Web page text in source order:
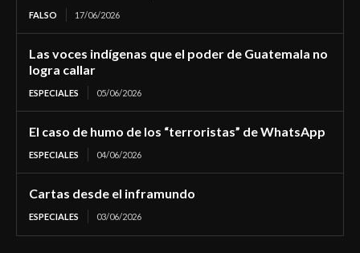
FALSO 17/06/2026
Las voces indígenas que el poder de Guatemala no
logra callar
ESPECIALES 05/06/2026
El caso de humo de los “terroristas” de WhatsApp
ESPECIALES 04/06/2026
Cartas desde el inframundo
ESPECIALES 03/06/2026